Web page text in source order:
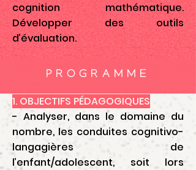
cognition mathématique.
Développer des outils
d’évaluation.
PROGRAMME
1. OBJECTIFS PÉDAGOGIQUES
- Analyser, dans le domaine du
nombre, les conduites cognitivo-
langagières de
l’enfant/adolescent, soit lors